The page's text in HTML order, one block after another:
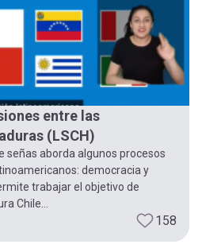
entre las
(LSCH)
señas aborda algunos procesos
democracia y
trabajar el objetivo de
Chile...
158